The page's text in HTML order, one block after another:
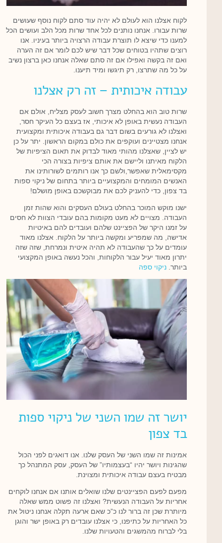
לקוח אצלנו הוא לעולם לא יהיה עוד סתם לקוח נוסף שעושים
שרות עבורו. אנחנו נותנים לכל אחד שרות מכל הלב ועושים הכל
למענו כדי שיצא לו תוצרת עבודה הרצויה ביותר בעיניו. אנו
רוצים שתהיו בטוחים שכל דבר שיש לכם לומר אם זה הערה
ואם זה בקשה ואפילו אם זה סתם שאלה אנחנו כאן ברצון נשיב
על כל מה שתרצו, רק תיגשו ומיד תיענו.
עבודה איכותית – זה רק אצלנו
שרות טוב הוא בהחלט מצרך חשוב לעסק מצליח, אולם אם
העבודה נעשית באופן לא איכותי, אז בעצם כל העיקר חסר,
ואצלנו לא גורעים בשום דבר גם בעבודה איכותית ומקצועית
אנחנו מצטיינים ועוקפים את כולם במקום הראשון. יתר על כן
יש לציין, שאצלנו מהותי מאוד לבדוק את תאום הציפיות של
הלקוח מאיתנו וליישם את אותם ציפיות בצורה הכי
מקסימאלית שאפשר,ולשם כך אנו רותמים לשורותינו את
האנשים המומחים והמקצועיים ביותר בתחום של ניקוי ספות
בד צפון, כדי להעניק לכם את מבוקשכם באופן מושלם!
ישנו מוקש המוכר בהחלט בעולם העסקים והוא שהות זמן
העבודה. מצויים לא מעט מקומות בהם עובדי הצוות לא חסים
על זמנו היקר של הפציינט שלהם ועובדים להם באיטיות
אדישה, מה שמפריע ומקשה ביותר על הלקוח. אצלנו מאוד
עומדים על כך שהעבודה לא תהיה איטית ונמרחת, שזה שזה
יתרון מאוד יעיל עבור הלקוחות, והכל נעשה באופן המקצועי
ביותר. ניקוי ספה
יושר זה שמו השני של ניקוי ספות
בד צפון
אמינות זה שמו השני של העסק שלנו. אנו דואגים לפני הכול
שהגינות ויושר יהיו “בעצמותיו” של העסק, עסק המתנהל כך
מבטיח בעצם עבודה איכותית ומצוינת.
מפעם לפעם הפציינטים שלנו שואלים אותנו אם אנחנו לוקחים
אחריות על העבודה הנעשית? ואצלנו זה פשוט ממש שאלה
מיותרת שכן זה ברור לנו כ”כ שאם ארעה תקלה אנחנו ניטול את
כל האחריות על כתיפנו, כי אצלנו עובדים רק באופן ישר והוגן
בלי לברוח מהמשגים והטעויות שלנו.